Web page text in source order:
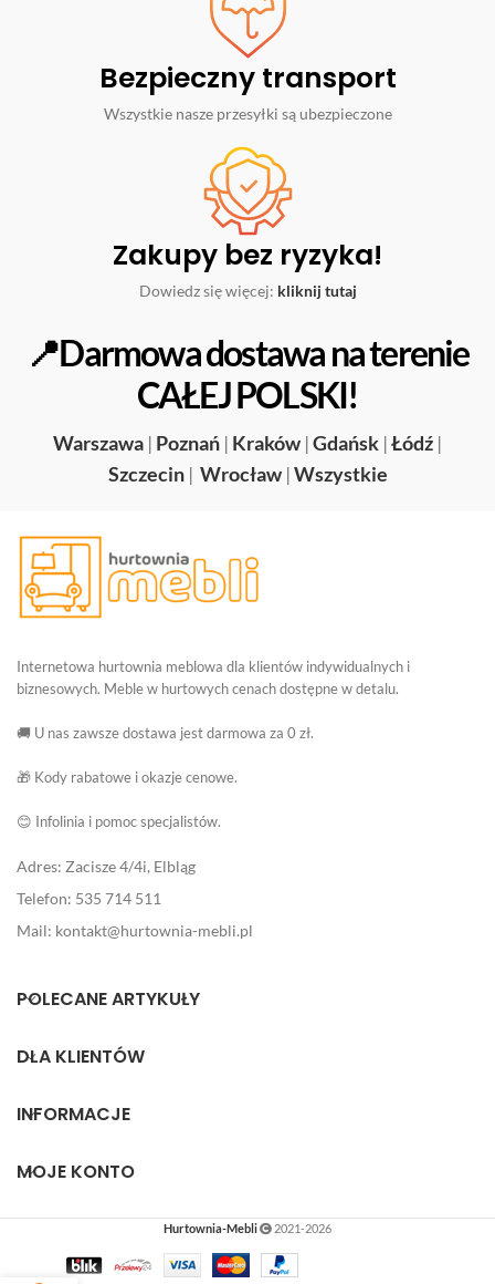
Bezpieczny transport
Wszystkie nasze przesyłki są ubezpieczone
Zakupy bez ryzyka!
Dowiedz się więcej: kliknij tutaj
📍Darmowa dostawa na terenie
CAŁEJ POLSKI!
Warszawa | Poznań | Kraków |Gdańsk |Łódź |
Szczecin | Wrocław |Wszystkie
Internetowa hurtownia meblowa dla klientów indywidualnych i
biznesowych. Meble w hurtowych cenach dostępne w detalu.
🚚 U nas zawsze dostawa jest darmowa za 0 zł.
🎁 Kody rabatowe i okazje cenowe.
😊 Infolinia i pomoc specjalistów.
Adres: Zacisze 4/4i, Elbląg
Telefon: 535 714 511
Mail: kontakt@hurtownia-mebli.pl
POLECANE ARTYKUŁY
DLA KLIENTÓW
INFORMACJE
MOJE KONTO
Hurtownia-Mebli 2021-2026